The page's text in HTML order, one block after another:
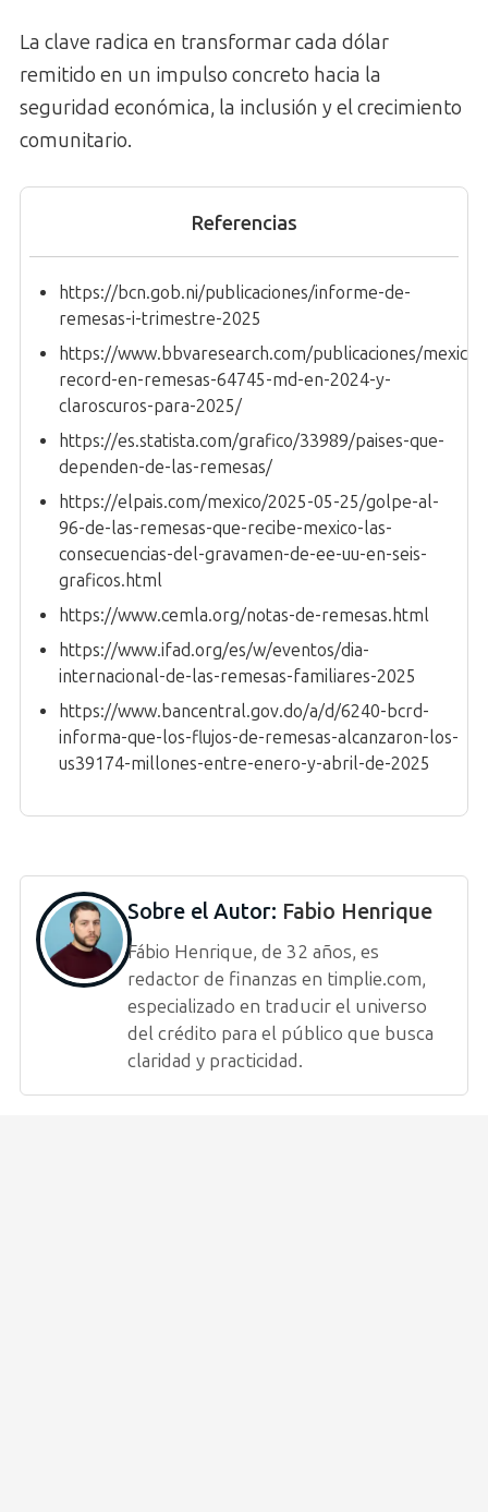
La clave radica en transformar cada dólar
remitido en un impulso concreto hacia la
seguridad económica, la inclusión y el crecimiento
comunitario.
Referencias
https://bcn.gob.ni/publicaciones/informe-de-
remesas-i-trimestre-2025
https://www.bbvaresearch.com/publicaciones/mexico-
record-en-remesas-64745-md-en-2024-y-
claroscuros-para-2025/
https://es.statista.com/grafico/33989/paises-que-
dependen-de-las-remesas/
https://elpais.com/mexico/2025-05-25/golpe-al-
96-de-las-remesas-que-recibe-mexico-las-
consecuencias-del-gravamen-de-ee-uu-en-seis-
graficos.html
https://www.cemla.org/notas-de-remesas.html
https://www.ifad.org/es/w/eventos/dia-
internacional-de-las-remesas-familiares-2025
https://www.bancentral.gov.do/a/d/6240-bcrd-
informa-que-los-flujos-de-remesas-alcanzaron-los-
us39174-millones-entre-enero-y-abril-de-2025
Sobre el Autor: Fabio Henrique
Fábio Henrique, de 32 años, es
redactor de finanzas en timplie.com,
especializado en traducir el universo
del crédito para el público que busca
claridad y practicidad.